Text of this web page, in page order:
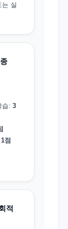
실
습: 3
1점
적